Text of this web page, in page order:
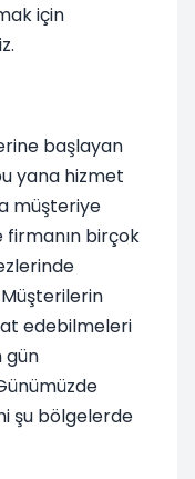
için
başlayan
yana hizmet
müşteriye
firmanın birçok
edebilmeleri
gün
şu bölgelerde